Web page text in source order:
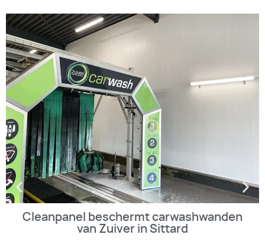
Cleanpanel beschermt carwashwanden
van Zuiver in Sittard